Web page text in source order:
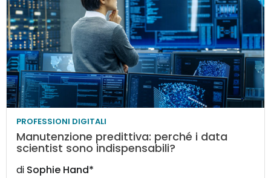
PROFESSIONI DIGITALI
Manutenzione predittiva: perché i data
scientist sono indispensabili?
di Sophie Hand*